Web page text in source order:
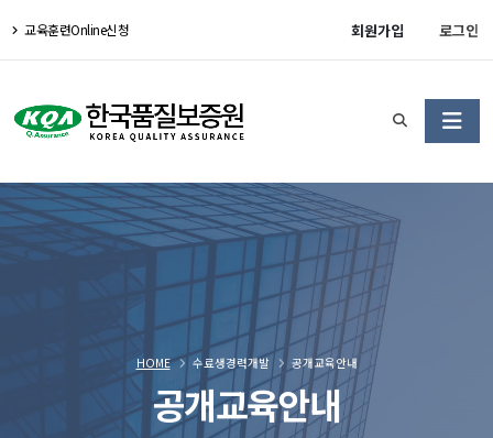
교육훈련Online신청 회원가입 로그인
공개교육안내
HOME 수료생경력개발 공개교육안내